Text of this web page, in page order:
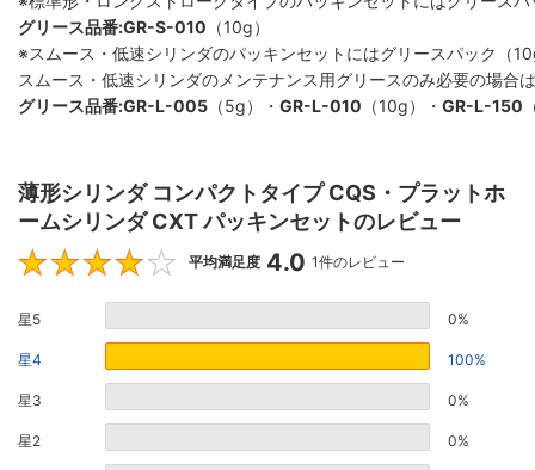
グリース品番:GR-S-010 （10g）
※スムース・低速シリンダのパッキンセットにはグリースパック（
スムース・低速シリンダのメンテナンス用グリースのみ必要の場合
グリース品番:GR-L-005 （5g）・ GR-L-010 （10g）・ GR-L-150
薄形シリンダ コンパクトタイプ CQS・プラットホ
ームシリンダ CXT パッキンセットのレビュー
4
平均満足度 4.0 1件のレビュー
星5 0%
星4 100%
星3 0%
星2 0%